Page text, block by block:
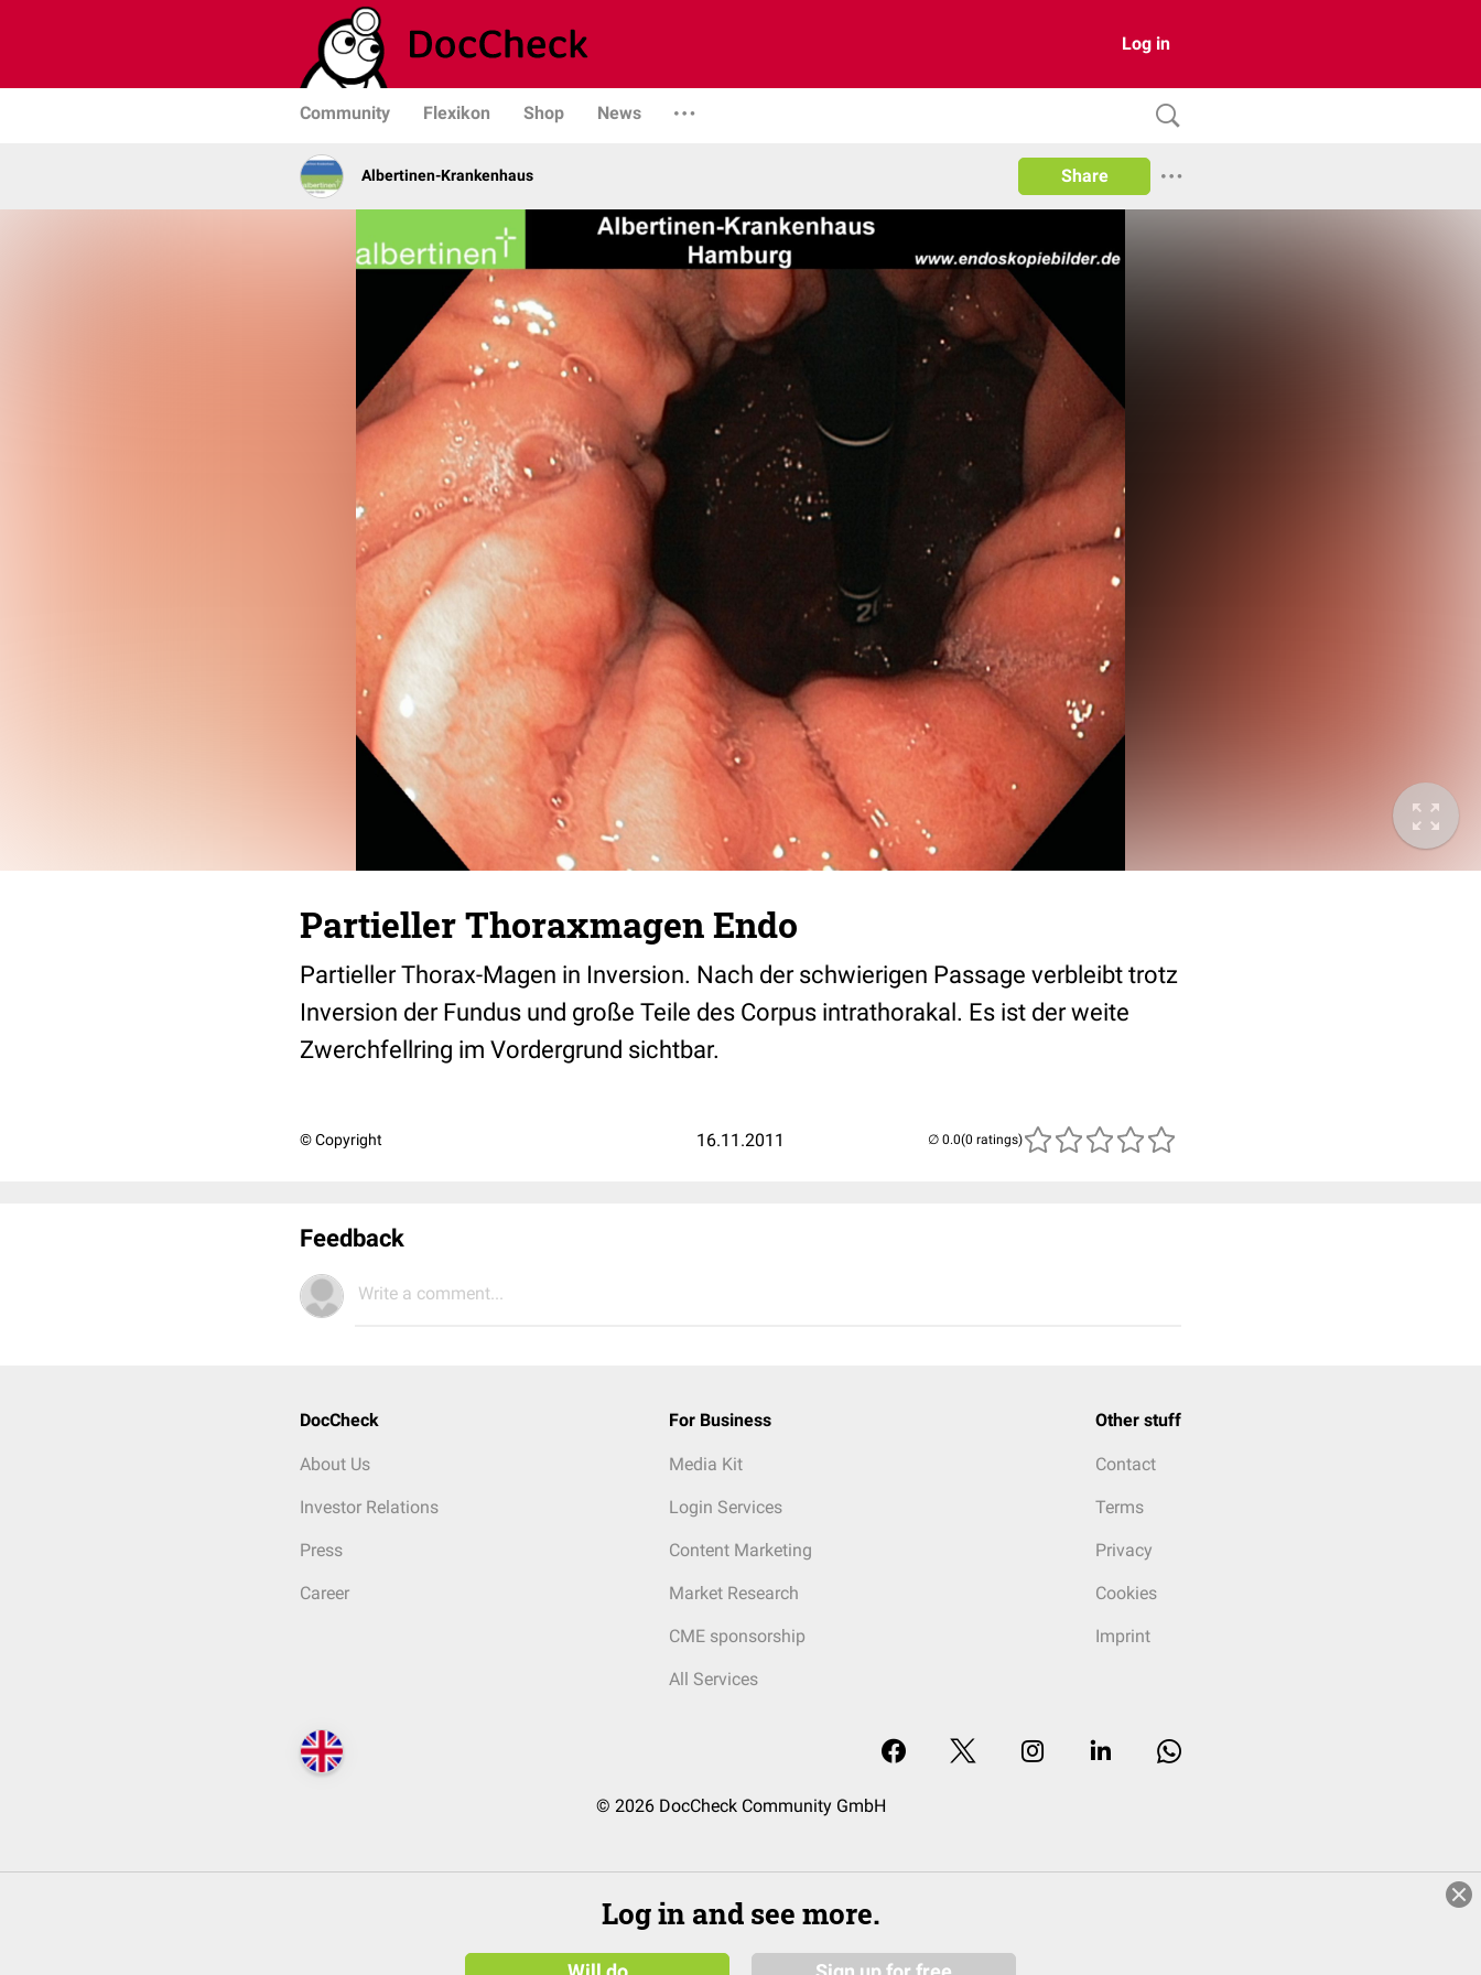
Log in
Community Flexikon Shop News
Albertinen-Krankenhaus Share
Partieller Thoraxmagen Endo
Partieller Thorax-Magen in Inversion. Nach der schwierigen Passage verbleibt trotz
Inversion der Fundus und große Teile des Corpus intrathorakal. Es ist der weite
Zwerchfellring im Vordergrund sichtbar.
© Copyright 16.11.2011 (0 ratings)
Feedback
Write a comment...
DocCheck
About Us
Investor Relations
Press
Career
For Business
Media Kit
Login Services
Content Marketing
Market Research
CME sponsorship
All Services
Other stuff
Contact
Terms
Privacy
Cookies
Imprint
© 2026 DocCheck Community GmbH
Log in and see more.